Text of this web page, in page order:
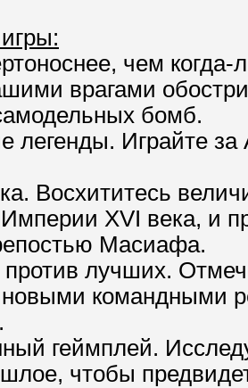
чем
врагами
бомб.
легенды. Играйте
Восхититесь
XVI века, и
Масиафа.
против лучших.
новыми командными
геймплей.
чтобы